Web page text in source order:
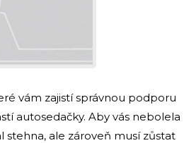
vám zajistí správnou podporu
autosedačky. Aby vás nebolela
stehna, ale zároveň musí zůstat